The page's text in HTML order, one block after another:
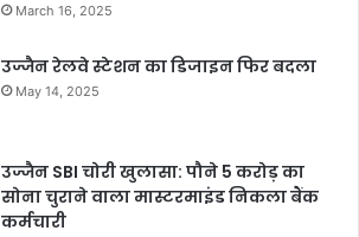
March 16, 2025
उज्जैन रेलवे स्टेशन का डिजाइन फिर बदला
May 14, 2025
उज्जैन SBI चोरी खुलासा: पौने 5 करोड़ का
सोना चुराने वाला मास्टरमाइंड निकला बैंक
कर्मचारी